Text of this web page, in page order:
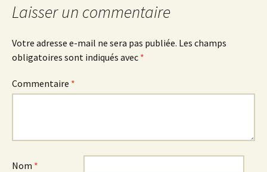
Laisser un commentaire
Votre adresse e-mail ne sera pas publiée. Les champs
obligatoires sont indiqués avec *
Commentaire *
Nom *